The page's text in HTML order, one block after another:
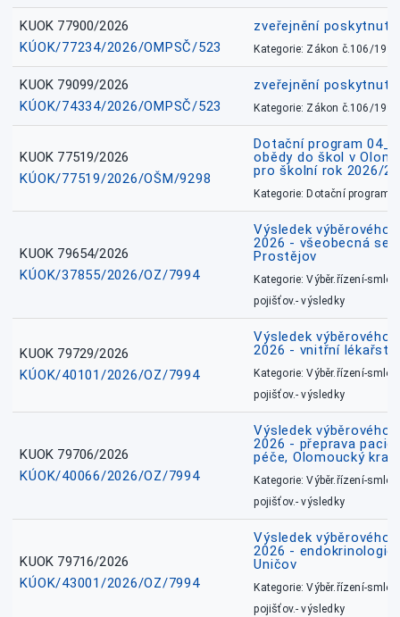
KUOK 77900/2026
KÚOK/77234/2026/OMPSČ/523
zveřejnění
Kategorie: Zákon č.106/1999
KUOK 79099/2026
KÚOK/74334/2026/OMPSČ/523
zveřejnění
Kategorie: Zákon č.106/1999
KUOK 77519/2026
KÚOK/77519/2026/OŠM/9298
Dotační program
obědy do škol v
pro školní rok 2026/
Kategorie: Dotační
KUOK 79654/2026
KÚOK/37855/2026/OZ/7994
Výsledek výběrového
2026 - všeobecná
Prostějov
Kategorie: Výběr.řízení-
pojišťov.- výsledky
KUOK 79729/2026
KÚOK/40101/2026/OZ/7994
Výsledek výběrového
2026 - vnitřní
Kategorie: Výběr.řízení-
pojišťov.- výsledky
KUOK 79706/2026
KÚOK/40066/2026/OZ/7994
Výsledek výběrového
2026 - přeprava
péče, Olomoucký kraj
Kategorie: Výběr.řízení-
pojišťov.- výsledky
KUOK 79716/2026
KÚOK/43001/2026/OZ/7994
Výsledek výběrového
2026 - endokrinologie
Uničov
Kategorie: Výběr.řízení-
pojišťov.- výsledky